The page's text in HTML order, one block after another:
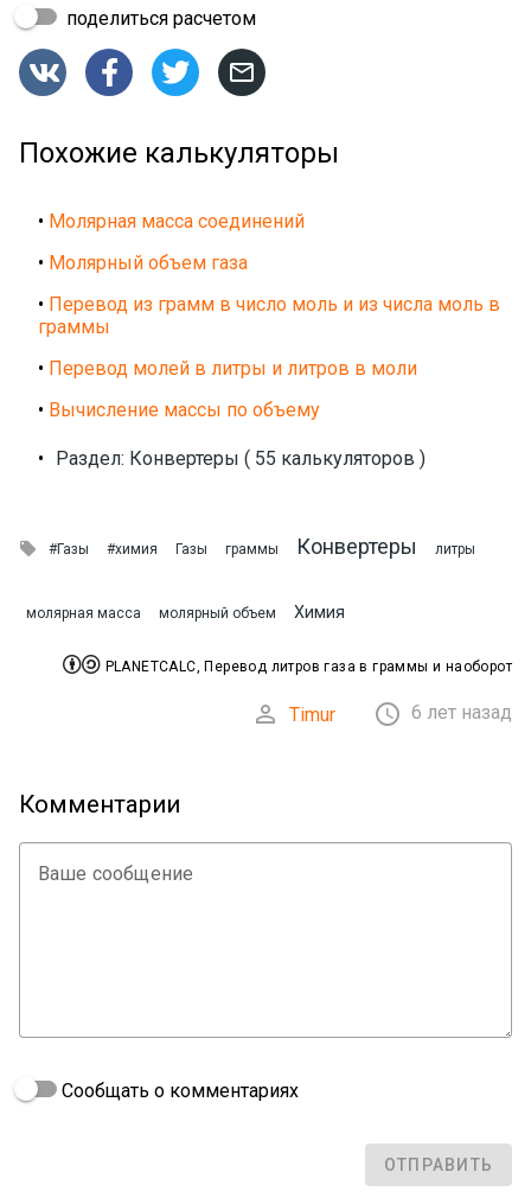
поделиться расчетом
   
Похожие калькуляторы
• Молярная масса соединений
• Молярный объем газа
• Перевод из грамм в число моль и из числа моль в
граммы
• Перевод молей в литры и литров в моли
• Вычисление массы по объему
• Раздел: Конвертеры ( 55 калькуляторов )
 #Газы #химия Газы граммы Конвертеры литры
молярная масса молярный объем Химия
 PLANETCALC, Перевод литров газа в граммы и наоборот
 Timur  6 лет назад
Комментарии
Ваше сообщение
Сообщать о комментариях
ОТПРАВИТЬ